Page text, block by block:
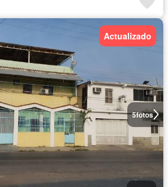
5fotos
Actualizado